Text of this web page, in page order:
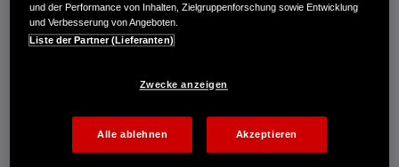
Kraftstoffverbrauch CR-V e:HEV AWD in l/100 km: kombiniert 6,7.
CO₂-Emissionen in g/km: kombiniert 152. CO₂-Klasse: E.
(Alle Werte nach 1999/94/EG.)
verändertem Leergewicht führen, was Höchstgeschwindigkeit,
Beschleunigungszeit, Kraftstoffverbrauch und CO2-Emissionen
und der Performance von Inhalten, Zielgruppenforschung sowie Entwicklung
und Verbesserung von Angeboten.
Liste der Partner (Lieferanten)
Zwecke anzeigen
Alle ablehnen Akzeptieren